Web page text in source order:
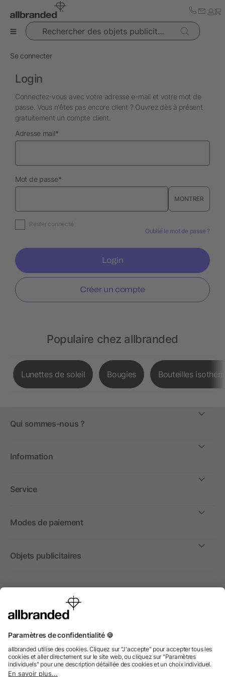
Rechercher des objets publicitaires
Se connecter
Login
Connectez-vous avec votre adresse e-mail et votre mot de
passe. Vous n'êtes pas encore client ? Ouvrez dès à présent
gratuitement un compte client.
Adresse mailobligatoire
*
Mot de passeobligatoire
*
MONTRER
Rester connecté
Oublié le mot de passe ?
Login
Créer un compte
Populaire chez allbranded
Lunettes de soleil Bougies Bouteilles
Qui sommes-nous ?
Information
Service
Modes de paiement
Objets publicitaires
International